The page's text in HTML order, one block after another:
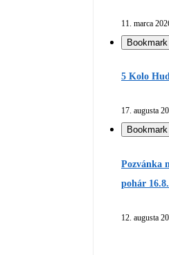
11. marca
Bookmark
5 Kolo
17. augusta
Bookmark
Pozvánka
pohár
12. augusta